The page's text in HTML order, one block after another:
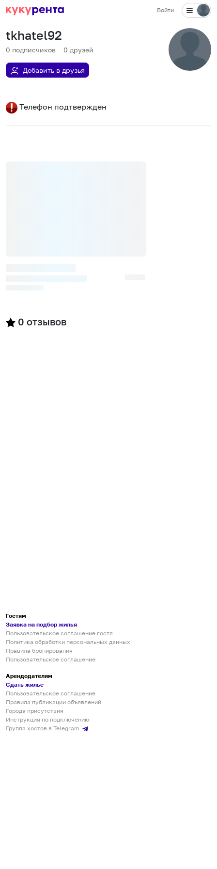
Войти
tkhatel92
0 подписчиков 0 друзей
Добавить в друзья
Телефон подтвержден
0 отзывов
Гостям
Заявка на подбор жилья
Пользовательское соглашение гостя
Политика обработки персональных данных
Правила бронирования
Пользовательское соглашение
Арендодателям
Сдать жилье
Пользовательское соглашение
Правила публикации объявлений
Города присутствия
Инструкция по подключению
Группа хостов в Telegram